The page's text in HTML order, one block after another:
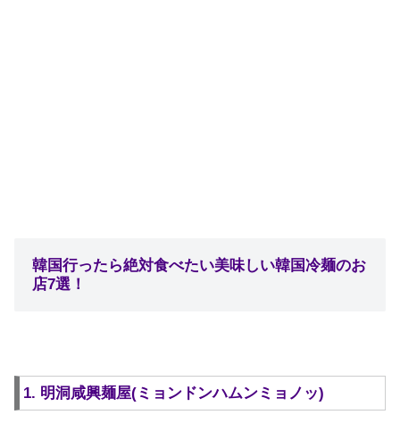
韓国行ったら絶対食べたい美味しい韓国冷麺のお
店7選！
1. 明洞咸興麺屋(ミョンドンハムンミョノッ)